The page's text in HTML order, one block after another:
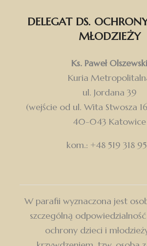
DELEGAT DS.
MŁODZIEŻY
Ks. Paweł Olszewski
Kuria
ul. Jordana 39
(wejście od ul. Wita Stwosza
40-043 Katowice
kom.: +48 519 318
W parafii wyznaczona jest
szczególną
ochrony dzieci i